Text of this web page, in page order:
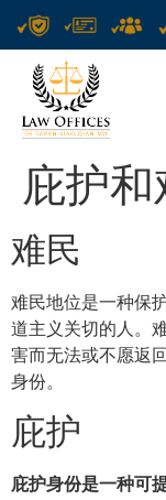
庇护和
难民
难民地位是一种保
道主义关切的人。
害而无法或不愿返
身份。
庇护
庇护身份是一种可